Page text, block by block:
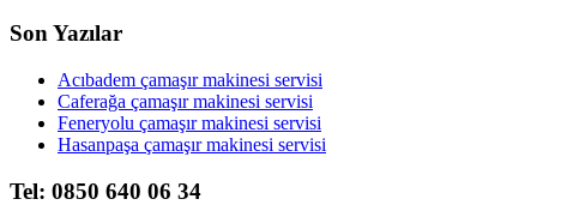
Son Yazılar
Acıbadem çamaşır makinesi servisi
Caferağa çamaşır makinesi servisi
Feneryolu çamaşır makinesi servisi
Hasanpaşa çamaşır makinesi servisi
Tel: 0850 640 06 34